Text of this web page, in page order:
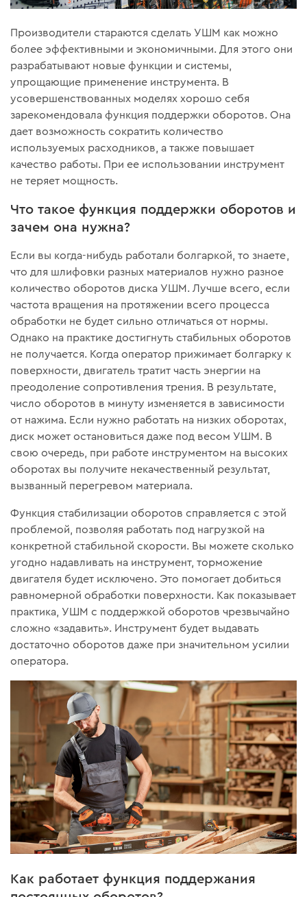
Производители стараются сделать УШМ как можно
более эффективными и экономичными. Для этого они
разрабатывают новые функции и системы,
упрощающие применение инструмента. В
усовершенствованных моделях хорошо себя
зарекомендовала функция поддержки оборотов. Она
дает возможность сократить количество
используемых расходников, а также повышает
качество работы. При ее использовании инструмент
не теряет мощность.
Что такое функция поддержки оборотов и
зачем она нужна?
Если вы когда-нибудь работали болгаркой, то знаете,
что для шлифовки разных материалов нужно разное
количество оборотов диска УШМ. Лучше всего, если
частота вращения на протяжении всего процесса
обработки не будет сильно отличаться от нормы.
Однако на практике достигнуть стабильных оборотов
не получается. Когда оператор прижимает болгарку к
поверхности, двигатель тратит часть энергии на
преодоление сопротивления трения. В результате,
число оборотов в минуту изменяется в зависимости
от нажима. Если нужно работать на низких оборотах,
диск может остановиться даже под весом УШМ. В
свою очередь, при работе инструментом на высоких
оборотах вы получите некачественный результат,
вызванный перегревом материала.
Функция стабилизации оборотов справляется с этой
проблемой, позволяя работать под нагрузкой на
конкретной стабильной скорости. Вы можете сколько
угодно надавливать на инструмент, торможение
двигателя будет исключено. Это помогает добиться
равномерной обработки поверхности. Как показывает
практика, УШМ с поддержкой оборотов чрезвычайно
сложно «задавить». Инструмент будет выдавать
достаточно оборотов даже при значительном усилии
оператора.
Как работает функция поддержания